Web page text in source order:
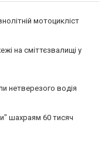
мотоцикліст
на сміттєзвалищі у
нетверезого водія
шахраям 60 тисяч